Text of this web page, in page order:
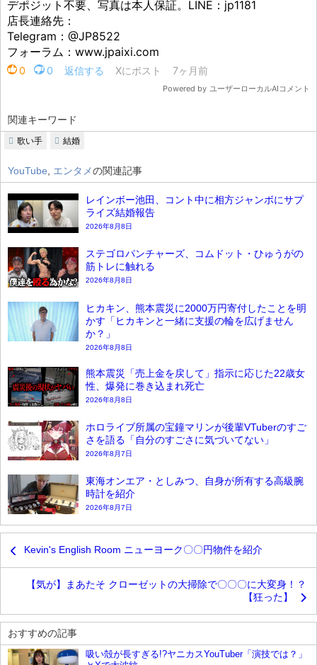
関連キーワード
歌い手 結婚
YouTube エンタメの関連記事
レインボー池田、コント中に相方ジャンボにサプ
ライズ結婚報告
2026年8月8日
ステゴロパンチャーズ、コムドット・ひゅうがの
筋トレに触れる
2026年8月8日
ヒカキン、熊本震災に2000万円寄付したことを明
かす「ヒカキンと一緒に支援の輪を広げません
か？」
2026年8月8日
熊本震災「売上金を戻して」指示に応じた22歳女
性、爆発に巻き込まれ死亡
2026年8月8日
ホロライブ所属の宝鐘マリンが後輩VTuberのすご
さを語る「自分のすごさに気づいてない」
2026年8月7日
東海オンエア・としみつ、自身が所有する高級腕
時計を紹介
2026年8月7日
Kevin's English Room ニューヨーク〇〇円物件を紹介
【気が】まあたそ クローゼットの大掃除で〇〇〇に大変身！？
【狂った】
おすすめの記事
吸い殻が長すぎる!?ヤニカスYouTuber「演技では？」